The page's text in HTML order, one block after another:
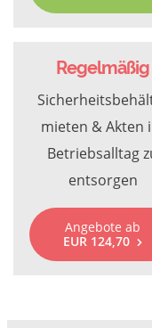
Regelmäßig
mieten & Akten
Betriebsalltag
entsorgen
Angebote ab
EUR 124,70